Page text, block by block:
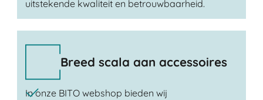
uitstekende kwaliteit en betrouwbaarheid.
Breed scala aan accessoires
In onze BITO webshop bieden wij